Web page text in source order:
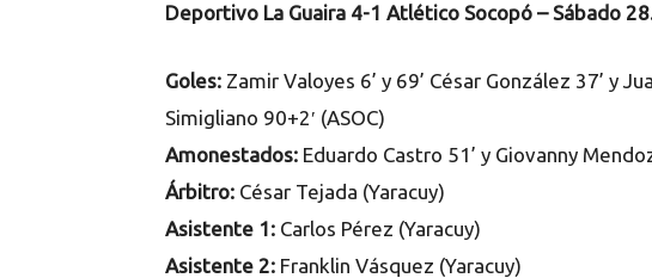
Deportivo La Guaira 4-1 Atlético Socopó – Sábado
Goles: Zamir Valoyes 6’ y 69’ César González 37’ y
Simigliano 90+2′ (ASOC)
Amonestados: Eduardo Castro 51’ y Giovanny
Árbitro: César Tejada (Yaracuy)
Asistente 1: Carlos Pérez (Yaracuy)
Asistente 2: Franklin Vásquez (Yaracuy)